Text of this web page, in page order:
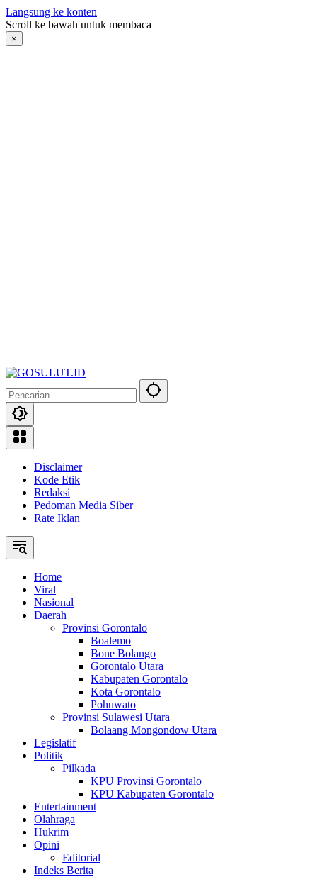
Langsung ke konten
Scroll ke bawah untuk membaca
×
Disclaimer
Kode Etik
Redaksi
Pedoman Media Siber
Rate Iklan
Home
Viral
Nasional
Daerah
Provinsi Gorontalo
Boalemo
Bone Bolango
Gorontalo Utara
Kabupaten Gorontalo
Kota Gorontalo
Pohuwato
Provinsi Sulawesi Utara
Bolaang Mongondow Utara
Legislatif
Politik
Pilkada
KPU Provinsi Gorontalo
KPU Kabupaten Gorontalo
Entertainment
Olahraga
Hukrim
Opini
Editorial
Indeks Berita